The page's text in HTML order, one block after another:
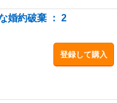
婚約破棄 ： 2
登録して購入